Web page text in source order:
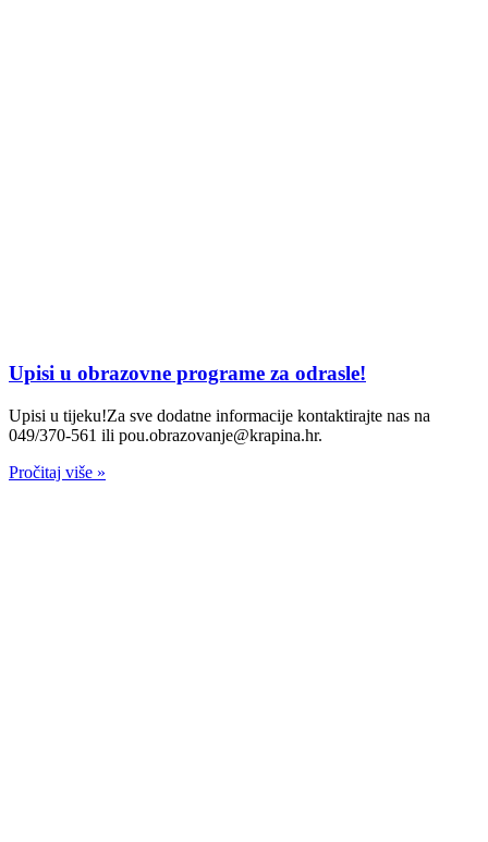
Upisi u obrazovne programe za odrasle!
Upisi u tijeku!Za sve dodatne informacije kontaktirajte nas na
049/370-561 ili pou.obrazovanje@krapina.hr.
Pročitaj više »